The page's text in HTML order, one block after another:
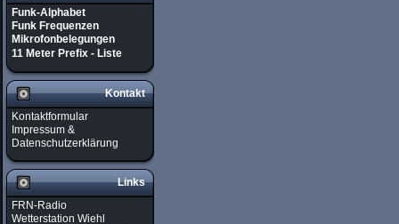
Funk-Alphabet
Funk Frequenzen
Mikrofonbelegungen
11 Meter Prefix - Liste
Kontakt
Kontaktformular
Impressum &
Datenschutzerklärung
Links
FRN-Radio
Wetterstation Wiehl